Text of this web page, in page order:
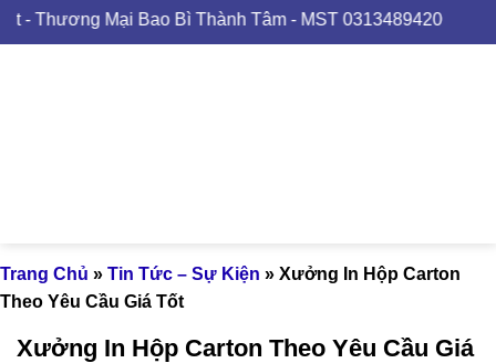
Skip
to
Mại Bao Bì Thành Tâm - MST 0313489420
Trang Chủ » Tin Tức – Sự Kiện » Xưởng In Hộp Carton
Theo Yêu Cầu Giá Tốt
Xưởng In Hộp Carton Theo Yêu Cầu Giá